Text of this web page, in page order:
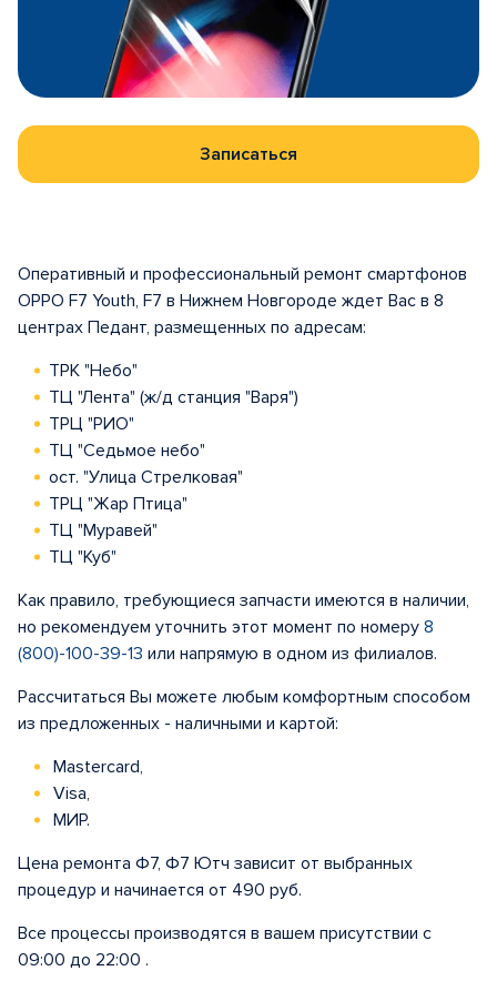
Записаться
Оперативный и профессиональный ремонт смартфонов
OPPO F7 Youth, F7 в Нижнем Новгороде ждет Вас в 8
центрах Педант, размещенных по адресам:
ТРК "Небо"
ТЦ "Лента" (ж/д станция "Варя")
ТРЦ "РИО"
ТЦ "Седьмое небо"
ост. "Улица Стрелковая"
ТРЦ "Жар Птица"
ТЦ "Муравей"
ТЦ "Куб"
Как правило, требующиеся запчасти имеются в наличии,
но рекомендуем уточнить этот момент по номеру 8
(800)-100-39-13 или напрямую в одном из филиалов.
Рассчитаться Вы можете любым комфортным способом
из предложенных - наличными и картой:
Mastercard,
Visa,
МИР.
Цена ремонта Ф7, Ф7 Ютч зависит от выбранных
процедур и начинается от 490 руб.
Все процессы производятся в вашем присутствии с
09:00 до 22:00 .